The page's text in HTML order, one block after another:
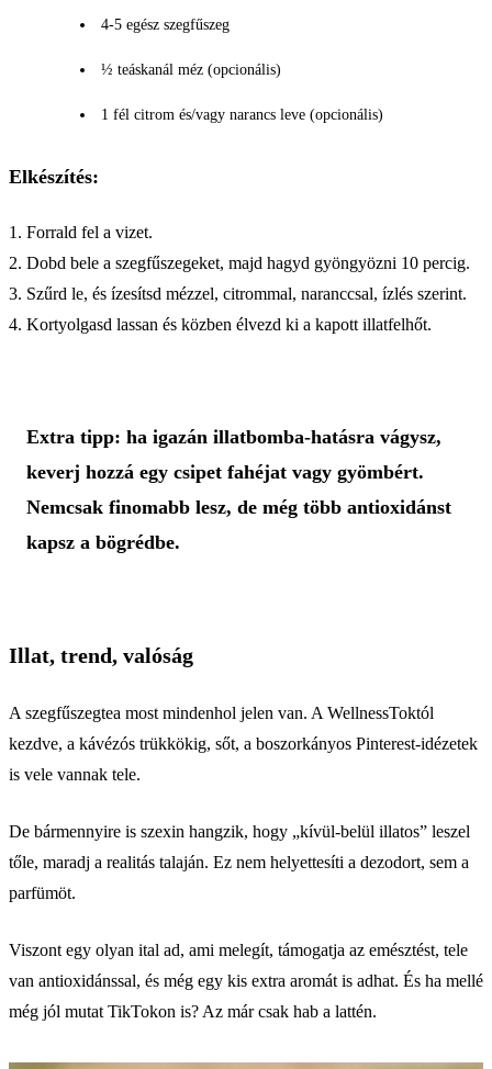
4-5 egész szegfűszeg
½ teáskanál méz (opcionális)
1 fél citrom és/vagy narancs leve (opcionális)
Elkészítés:
1. Forrald fel a vizet.
2. Dobd bele a szegfűszegeket, majd hagyd gyöngyözni 10 percig.
3. Szűrd le, és ízesítsd mézzel, citrommal, naranccsal, ízlés szerint.
4. Kortyolgasd lassan és közben élvezd ki a kapott illatfelhőt.
Extra tipp: ha igazán illatbomba-hatásra vágysz,
keverj hozzá egy csipet fahéjat vagy gyömbért.
Nemcsak finomabb lesz, de még több antioxidánst
kapsz a bögrédbe.
Illat, trend, valóság
A szegfűszegtea most mindenhol jelen van. A WellnessToktól
kezdve, a kávézós trükkökig, sőt, a boszorkányos Pinterest-idézetek
is vele vannak tele.
De bármennyire is szexin hangzik, hogy „kívül-belül illatos” leszel
tőle, maradj a realitás talaján. Ez nem helyettesíti a dezodort, sem a
parfümöt.
Viszont egy olyan ital ad, ami melegít, támogatja az emésztést, tele
van antioxidánssal, és még egy kis extra aromát is adhat. És ha mellé
még jól mutat TikTokon is? Az már csak hab a lattén.